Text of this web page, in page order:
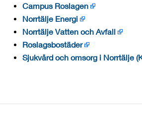
Campus Roslagen
Norrtälje Energi
Norrtälje Vatten och Avfall
Roslagsbostäder
Sjukvård och omsorg i Norrtälje